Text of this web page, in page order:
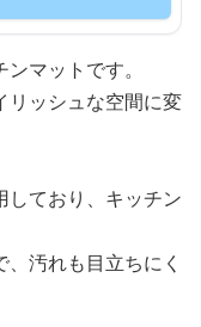
マットです。
リッシュな空間に変
しており、キッチン
汚れも目立ちにく